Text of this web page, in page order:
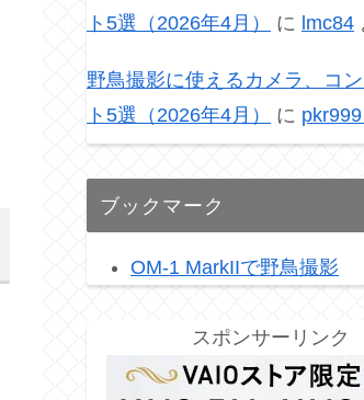
ト5選（2026年4月）
に lmc84
野鳥撮影に使えるカメラ、コ
ト5選（2026年4月）
に
ブックマーク
OM-1 MarkIIで野鳥撮影
スポンサーリンク